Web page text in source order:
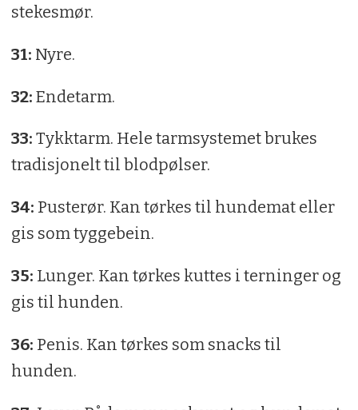
stekesmør.
31: Nyre.
32: Endetarm.
33: Tykktarm. Hele tarmsystemet brukes
tradisjonelt til blodpølser.
34: Pusterør. Kan tørkes til hundemat eller
gis som tyggebein.
35: Lunger. Kan tørkes kuttes i terninger og
gis til hunden.
36: Penis. Kan tørkes som snacks til
hunden.